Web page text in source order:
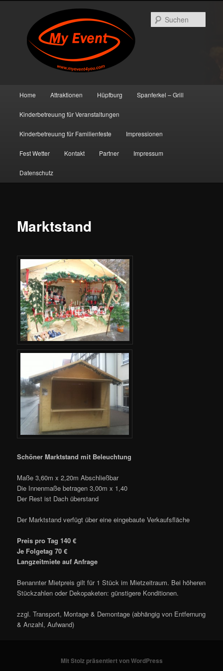
Zum primären Inhalt springen
Zum sekundären Inhalt springen
Home Attraktionen Hüpfburg Spanferkel – Grill
Kinderbetreuung für Veranstaltungen
Kinderbetreuung für Familienfeste Impressionen
Fest Wetter Kontakt Partner Impressum
Datenschutz
Marktstand
Schöner Marktstand mit Beleuchtung
Maße 3,60m x 2,20m Abschließbar
Die Innenmaße betragen 3,00m x 1,40
Der Rest ist Dach überstand
Der Marktstand verfügt über eine eingebaute Verkaufsfläche
Preis pro Tag 140 €
Je Folgetag 70 €
Langzeitmiete auf Anfrage
Benannter Mietpreis gilt für 1 Stück im Mietzeitraum. Bei höheren
Stückzahlen oder Dekopaketen: günstigere Konditionen.
zzgl. Transport, Montage & Demontage (abhängig von Entfernung
& Anzahl, Aufwand)
Mit Stolz präsentiert von WordPress